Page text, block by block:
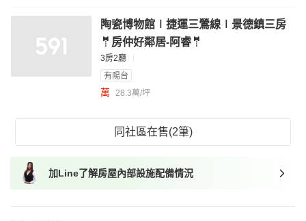
陶瓷博物館∣捷運三鶯線∣景德鎮三房
🤵房仲好鄰居-阿睿🤵
3房2廳
有陽台
萬 28.3萬/坪
同社區在售(2筆)
加Line了解房屋內部設施配備情況